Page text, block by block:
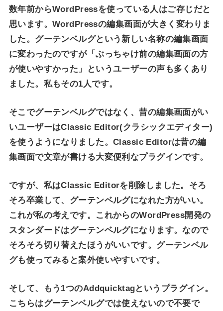
数年前からWordPressを使っている人はご存じだと
思います。WordPressの編集画面が大きく変わりま
した。グーテンベルグという新しい名称の編集画面
に変わったのですが「ぶっちゃけ前の編集画面の方
が使いやすかった」というユーザーの声も多くあり
ました。私もその1人です。
そこでグーテンベルグではなく、昔の編集画面がい
いユーザーはClassic Editor(クラシックエディター)
を使うようになりました。Classic Editorは昔の編
集画面で文章が書ける大変便利なプラグインです。
ですが、私はClassic Editorを削除しました。そろ
そろ卒業して、グーテンベルグになれた方がいい。
これが私の考えです。これからのWordPress開発の
スタンダードはグーテンベルグになります。なので
そろそろ切り替えたほうがいいです。グーテンベル
グも使ってみると案外使いやすいです。
そして、もう1つのAddquicktagというプラグイン。
こちらはグーテンベルグでは使えないので不要で